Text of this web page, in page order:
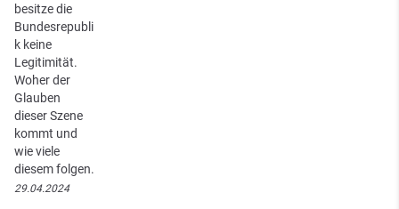
besitze die
Bundesrepubli
k keine
Legitimität.
Woher der
Glauben
dieser Szene
kommt und
wie viele
diesem folgen.
29.04.2024